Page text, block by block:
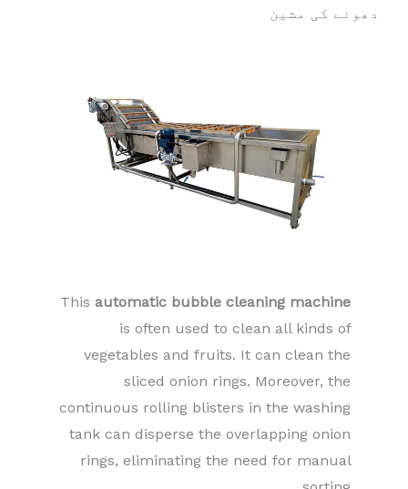
دھونے کی مشین
Thisautomatic bubble cleaning machine
is often used to clean all kinds of
vegetables and fruits. It can clean the
sliced ​​onion rings. Moreover, the
continuous rolling blisters in the washing
tank can disperse the overlapping onion
rings, eliminating the need for manual